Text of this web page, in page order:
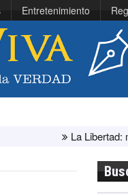
Entretenimiento
La Libertad: ministra